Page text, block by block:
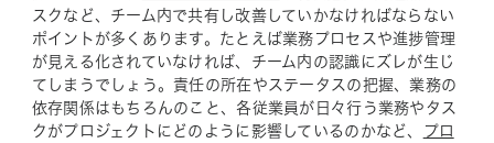
スクなど、チーム内で共有し改善していかなければならない
ポイントが多くあります。たとえば業務プロセスや進捗管理
が見える化されていなければ、チーム内の認識にズレが生じ
てしまうでしょう。責任の所在やステータスの把握、業務の
依存関係はもちろんのこと、各従業員が日々行う業務やタス
クがプロジェクトにどのように影響しているのかなど、
プロ